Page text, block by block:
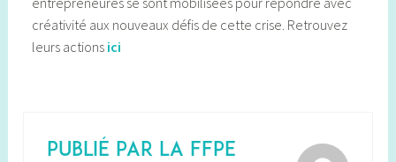
créativité aux nouveaux défis de cette crise. Retrouvez
leurs actions ici
Publié par la FFPE